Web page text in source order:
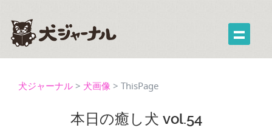
犬ジャーナル > 犬画像 > ThisPage
本日の癒し犬 vol.54